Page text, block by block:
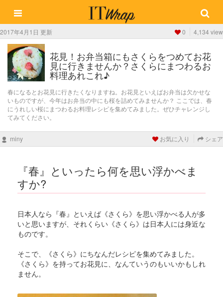
2017年4月1日 更新 0 4,134 view
花見！お弁当箱にもさくらをつめてお花
見に行きませんか？さくらにまつわるお
料理あれこれ♪
春になるとお花見に行きたくなりますね。お花見といえばお弁当は欠かせな
いものですが、今年はお弁当の中にも桜を詰めてみませんか？ ここでは、春
にうれしい桜にまつわるお料理レシピを集めてみました。ぜひチャレンジし
てみてください。
miny お気に入り シェア
『春』といったら何を思い浮かべま
すか?
日本人なら『春』といえば《さくら》を思い浮かべる人が多
いと思いますが、それくらい《さくら》は日本人には身近な
ものです。
そこで、《さくら》にちなんだレシピを集めてみました。
《さくら》を持ってお花見に、なんていうのもいいかもしれ
ません。